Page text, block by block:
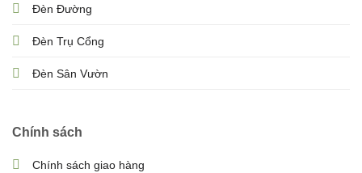
Đèn Đường
Đèn Trụ Cổng
Đèn Sân Vườn
Chính sách
Chính sách giao hàng